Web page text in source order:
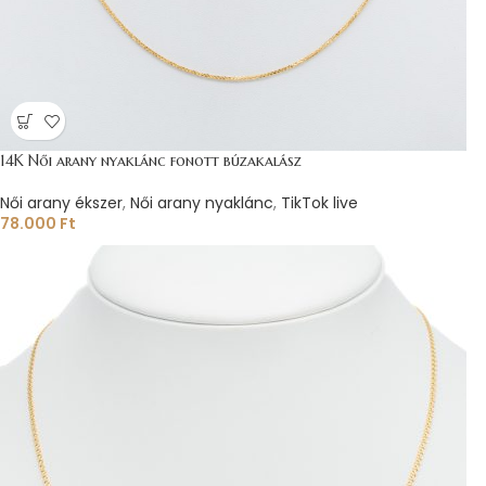
14K Női arany nyaklánc fonott búzakalász
Női arany ékszer, Női arany nyaklánc, TikTok live
78.000 Ft